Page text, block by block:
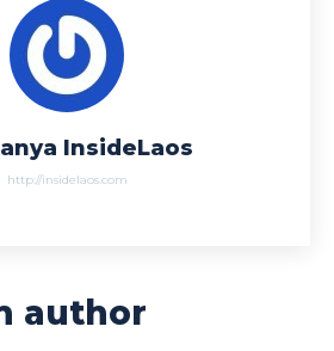
InsideLaos
http://insidelaos.com
author